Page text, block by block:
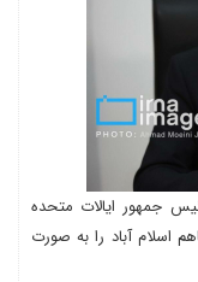
جمهور ایالات متحده
اسلام آباد را به صورت